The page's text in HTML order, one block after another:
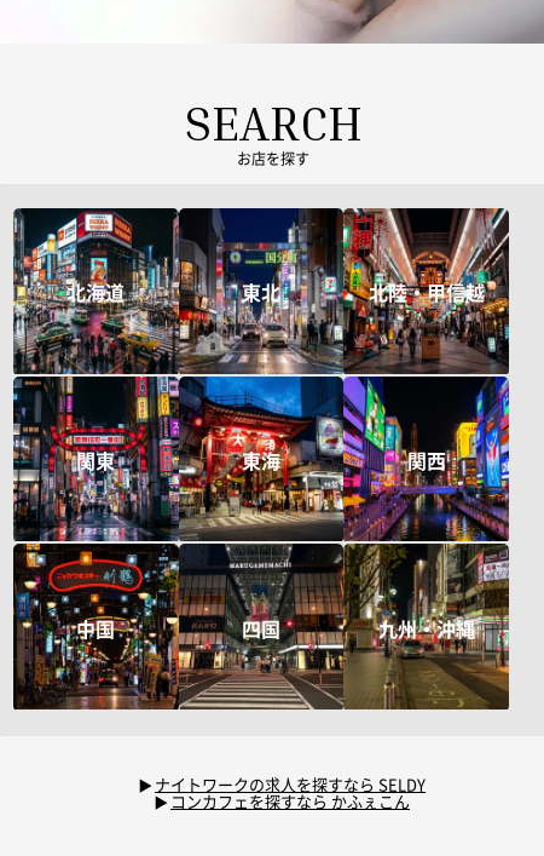
SEARCH
お店を探す
北海道 東北 北陸・甲信越
関東 東海 関西
中国 四国 九州・沖縄
ナイトワークの求人を探すなら SELDY
コンカフェを探すなら かふぇこん